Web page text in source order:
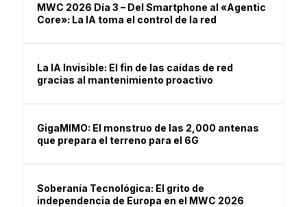
MWC 2026 Día 3 – Del Smartphone al «Agentic
Core»: La IA toma el control de la red
La IA Invisible: El fin de las caídas de red
gracias al mantenimiento proactivo
GigaMIMO: El monstruo de las 2,000 antenas
que prepara el terreno para el 6G
Soberanía Tecnológica: El grito de
independencia de Europa en el MWC 2026